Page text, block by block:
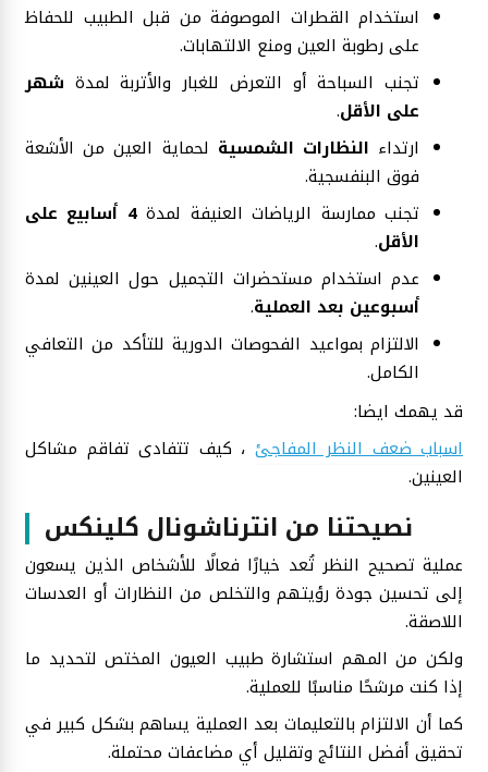
استخدام القطرات الموصوفة من قبل الطبيب للحفاظ
على رطوبة العين ومنع الالتهابات.
تجنب السباحة أو التعرض للغبار والأتربة لمدة شهر
على الأقل.
ارتداء النظارات الشمسية لحماية العين من الأشعة
فوق البنفسجية.
تجنب ممارسة الرياضات العنيفة لمدة
4 أسابيع على
الأقل.
عدم استخدام مستحضرات التجميل حول العينين لمدة
أسبوعين بعد العملية.
الالتزام بمواعيد الفحوصات الدورية للتأكد من التعافي
الكامل.
قد يهمك ايضا:
اسباب ضعف النظر المفاجئ ، كيف تتفادى تفاقم مشاكل
العينين.
نصيحتنا من انترناشونال كلينكس
عملية تصحيح النظر تُعد خيارًا فعالًا للأشخاص الذين يسعون
إلى تحسين جودة رؤيتهم والتخلص من النظارات أو العدسات
اللاصقة.
ولكن من المهم استشارة طبيب العيون المختص لتحديد ما
إذا كنت مرشحًا مناسبًا للعملية.
كما أن الالتزام بالتعليمات بعد العملية يساهم بشكل كبير في
تحقيق أفضل النتائج وتقليل أي مضاعفات محتملة.